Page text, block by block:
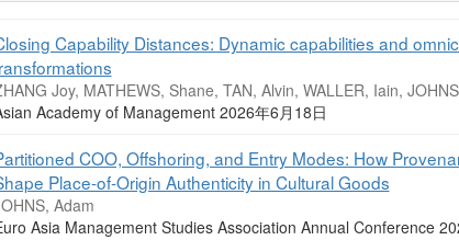
Capability Distances: Dynamic capabilities and
Joy, MATHEWS, Shane, TAN, Alvin, WALLER, Iain,
Academy of Management 2026年6月18日
COO, Offshoring, and Entry Modes: How
Place-of-Origin Authenticity in Cultural Goods
Adam
Asia Management Studies Association Annual Conference